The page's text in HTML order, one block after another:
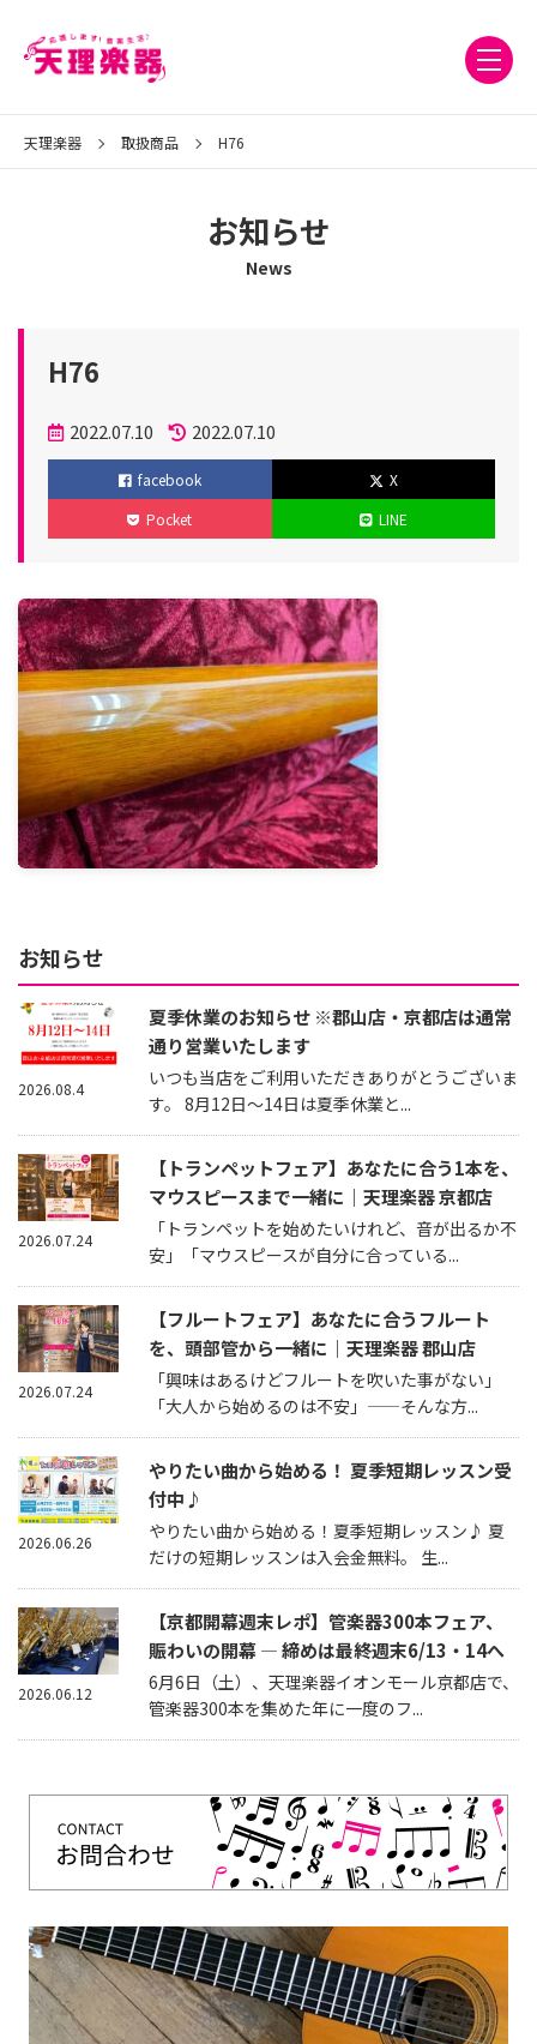
天理楽器 取扱商品 H76
お知らせ
News
H76
投
稿
日
2022.07.10
更
新
2022.07.10
facebook
X
Pocket
LINE
お知らせ
夏季休業のお知らせ ※郡山店・京都店は通常
通り営業いたします
いつも当店をご利用いただきありがとうございま
す。 8月12日～14日は夏季休業と...
2026.08.4
【トランペットフェア】あなたに合う1本を、
マウスピースまで一緒に｜天理楽器 京都店
「トランペットを始めたいけれど、音が出るか不
安」「マウスピースが自分に合っている...
2026.07.24
【フルートフェア】あなたに合うフルート
を、頭部管から一緒に｜天理楽器 郡山店
「興味はあるけどフルートを吹いた事がない」
「大人から始めるのは不安」——そんな方...
2026.07.24
やりたい曲から始める！ 夏季短期レッスン受
付中♪
やりたい曲から始める！夏季短期レッスン♪ 夏
だけの短期レッスンは入会金無料。 生...
2026.06.26
【京都開幕週末レポ】管楽器300本フェア、
賑わいの開幕 — 締めは最終週末6/13・14へ
6月6日（土）、天理楽器イオンモール京都店で、
管楽器300本を集めた年に一度のフ...
2026.06.12